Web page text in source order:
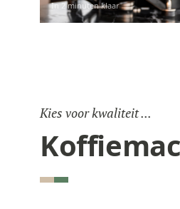
In 2 minuten klaar
Kies voor kwaliteit ...